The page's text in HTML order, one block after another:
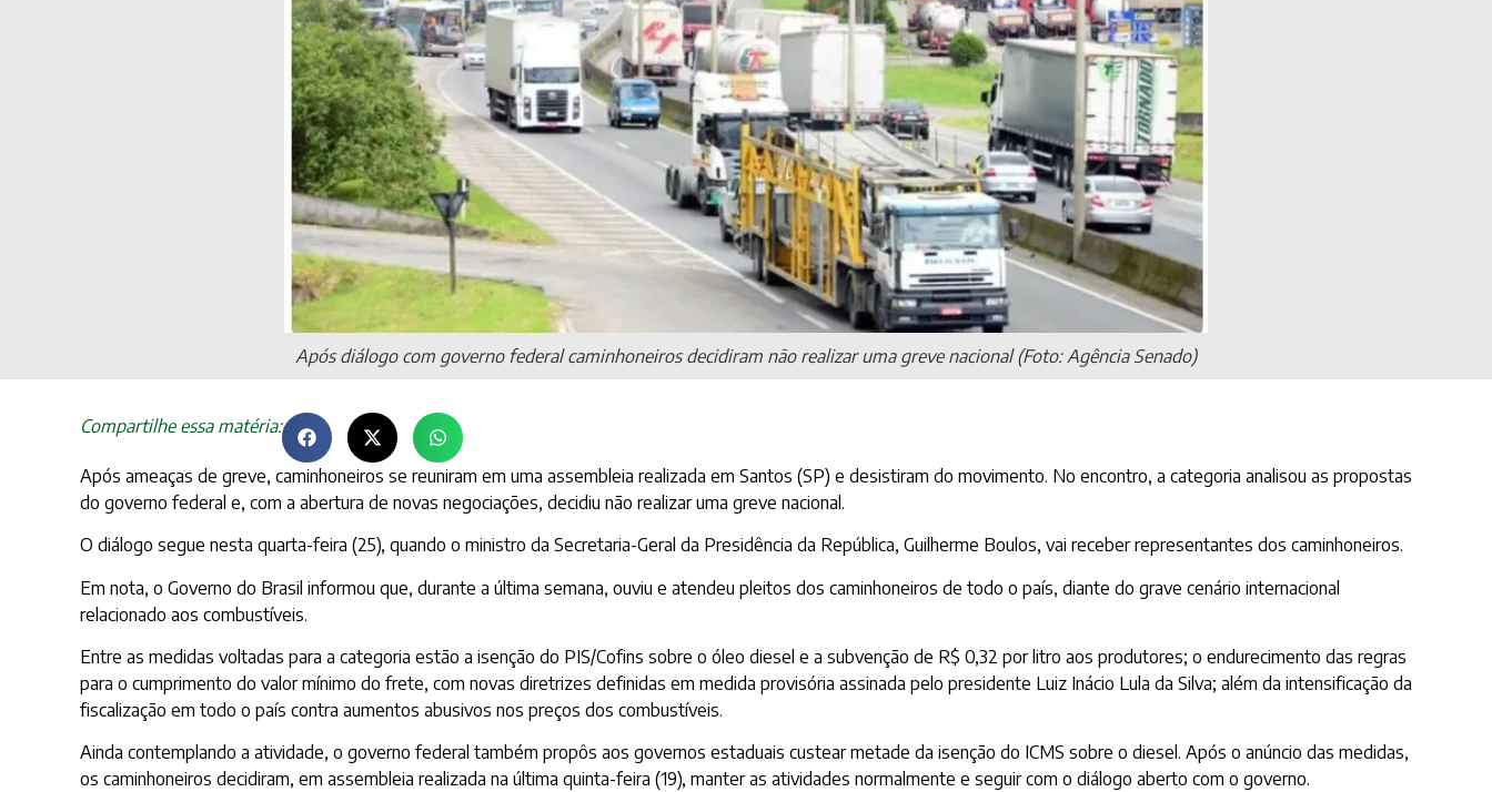
Após diálogo com governo federal caminhoneiros decidiram não realizar uma greve nacional (Foto: Agência Senado)
Compartilhe essa matéria:
Após ameaças de greve, caminhoneiros se reuniram em uma assembleia realizada em Santos (SP) e desistiram do movimento. No encontro, a categoria analisou as propostas
do governo federal e, com a abertura de novas negociações, decidiu não realizar uma greve nacional.
O diálogo segue nesta quarta-feira (25), quando o ministro da Secretaria-Geral da Presidência da República, Guilherme Boulos, vai receber representantes dos caminhoneiros.
Em nota, o Governo do Brasil informou que, durante a última semana, ouviu e atendeu pleitos dos caminhoneiros de todo o país, diante do grave cenário internacional
relacionado aos combustíveis.
Entre as medidas voltadas para a categoria estão a isenção do PIS/Cofins sobre o óleo diesel e a subvenção de R$ 0,32 por litro aos produtores; o endurecimento das regras
para o cumprimento do valor mínimo do frete, com novas diretrizes definidas em medida provisória assinada pelo presidente Luiz Inácio Lula da Silva; além da intensificação da
fiscalização em todo o país contra aumentos abusivos nos preços dos combustíveis.
Ainda contemplando a atividade, o governo federal também propôs aos governos estaduais custear metade da isenção do ICMS sobre o diesel. Após o anúncio das medidas,
os caminhoneiros decidiram, em assembleia realizada na última quinta-feira (19), manter as atividades normalmente e seguir com o diálogo aberto com o governo.